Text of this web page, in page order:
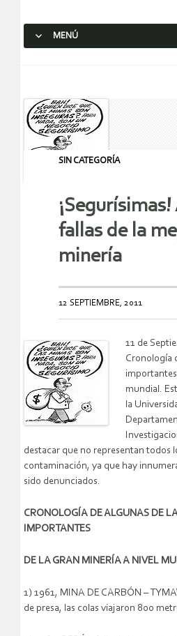
MENÚ
SIN CATEGORÍA
fallas de la
minería
12 SEPTIEMBRE, 2011
11 de
Cronología
mundial.
la
destacar que no representan todos
contaminación, ya que hay
sido denunciados.
CRONOLOGÍA DE ALGUNAS DE
IMPORTANTES
DE LA GRAN MINERÍA A NIVEL
1) 1961, MINA DE CARBÓN –
de presa, las colas viajaron 800